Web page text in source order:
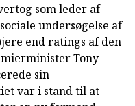
som leder af
undersøgelse af
end ratings af den
Tony
sin
var i stand til at